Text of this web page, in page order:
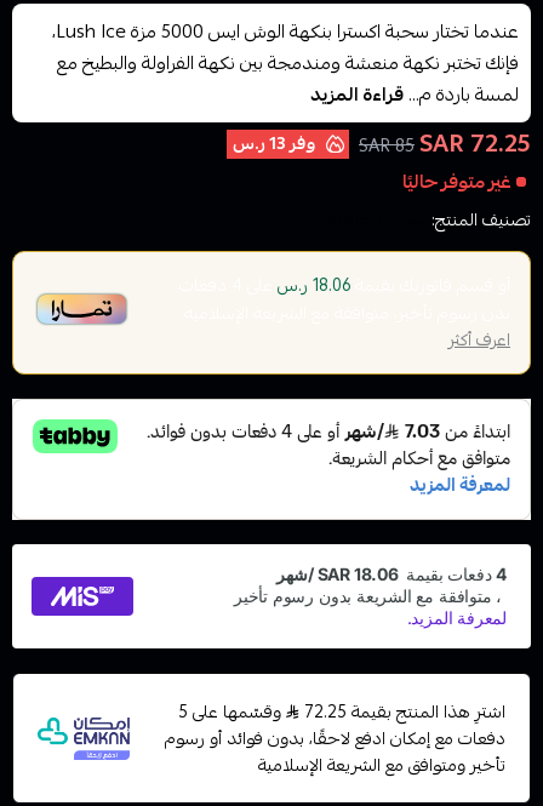
عندما تختار سحبة اكسترا بنكهة الوش ايس 5000 مزة Lush Ice،
فإنك تختبر نكهة منعشة ومندمجة بين نكهة الفراولة والبطيخ مع
لمسة باردة م...قراءة المزيد
72.25 SAR
85 SAR وفر13 ر.س
غير متوفر حاليًا
تصنيف المنتج:
18.06 ر.س
اعرف أكثر
اشترِ هذا المنتج بقيمة 72.25
وقسّمها على 5
دفعات مع إمكان ادفع لاحقًا، بدون فوائد أو رسوم
تأخير ومتوافق مع الشريعة الإسلامية